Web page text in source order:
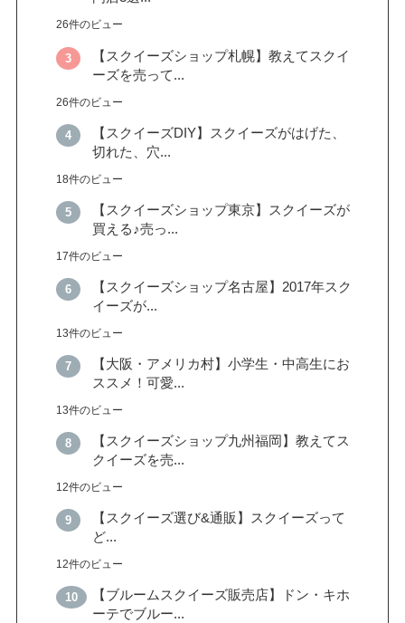
26件のビュー
【スクイーズショップ札幌】教えてスクイ
ーズを売って...
26件のビュー
【スクイーズDIY】スクイーズがはげた、
切れた、穴...
18件のビュー
【スクイーズショップ東京】スクイーズが
買える♪売っ...
17件のビュー
【スクイーズショップ名古屋】2017年スク
イーズが...
13件のビュー
【大阪・アメリカ村】小学生・中高生にお
ススメ！可愛...
13件のビュー
【スクイーズショップ九州福岡】教えてス
クイーズを売...
12件のビュー
【スクイーズ選び&通販】スクイーズって
ど...
12件のビュー
【ブルームスクイーズ販売店】ドン・キホ
ーテでブルー...